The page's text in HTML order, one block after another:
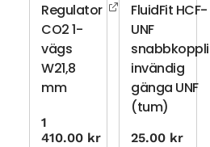
Regulator
CO2 1-
vägs
W21,8
mm
1
410.00 kr
FluidFit HCF-
UNF
invändig
gänga UNF
(tum)
25.00 kr